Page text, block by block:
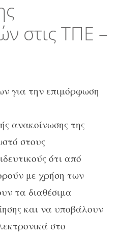
στις ΤΠΕ –
για την επιμόρφωση
ανακοίνωσης της
στους
ότι από
με χρήση των
τα διαθέσιμα
και να υποβάλουν
στο